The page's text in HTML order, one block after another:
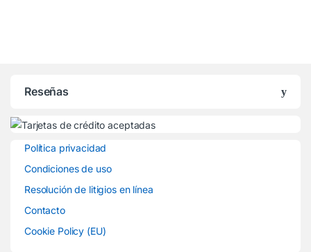
Reseñas
Política privacidad
Condiciones de uso
Resolución de litigios en línea
Contacto
Cookie Policy (EU)